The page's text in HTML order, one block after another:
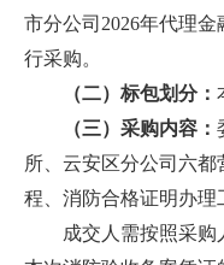
市分公司2026年代理
行采购。
（二）标包划分：
（三）采购内容：
所、云安区分公司六
程、消防合格证明办理
成交人需按照采